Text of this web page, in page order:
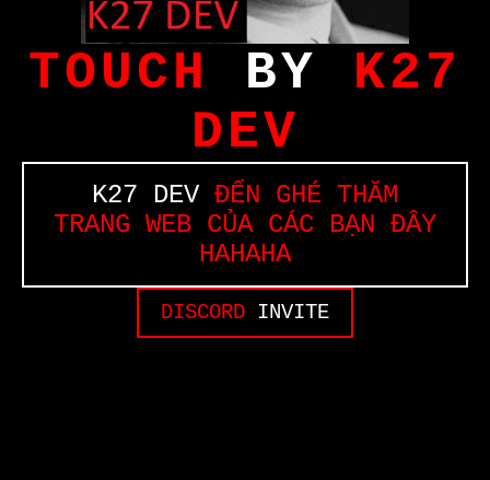
TOUCH BY K27
DEV
K27 DEVĐẾN GHÉ THĂM
TRANG WEB CỦA CÁC BẠN ĐÂY
HAHAHA
DISCORD INVITE